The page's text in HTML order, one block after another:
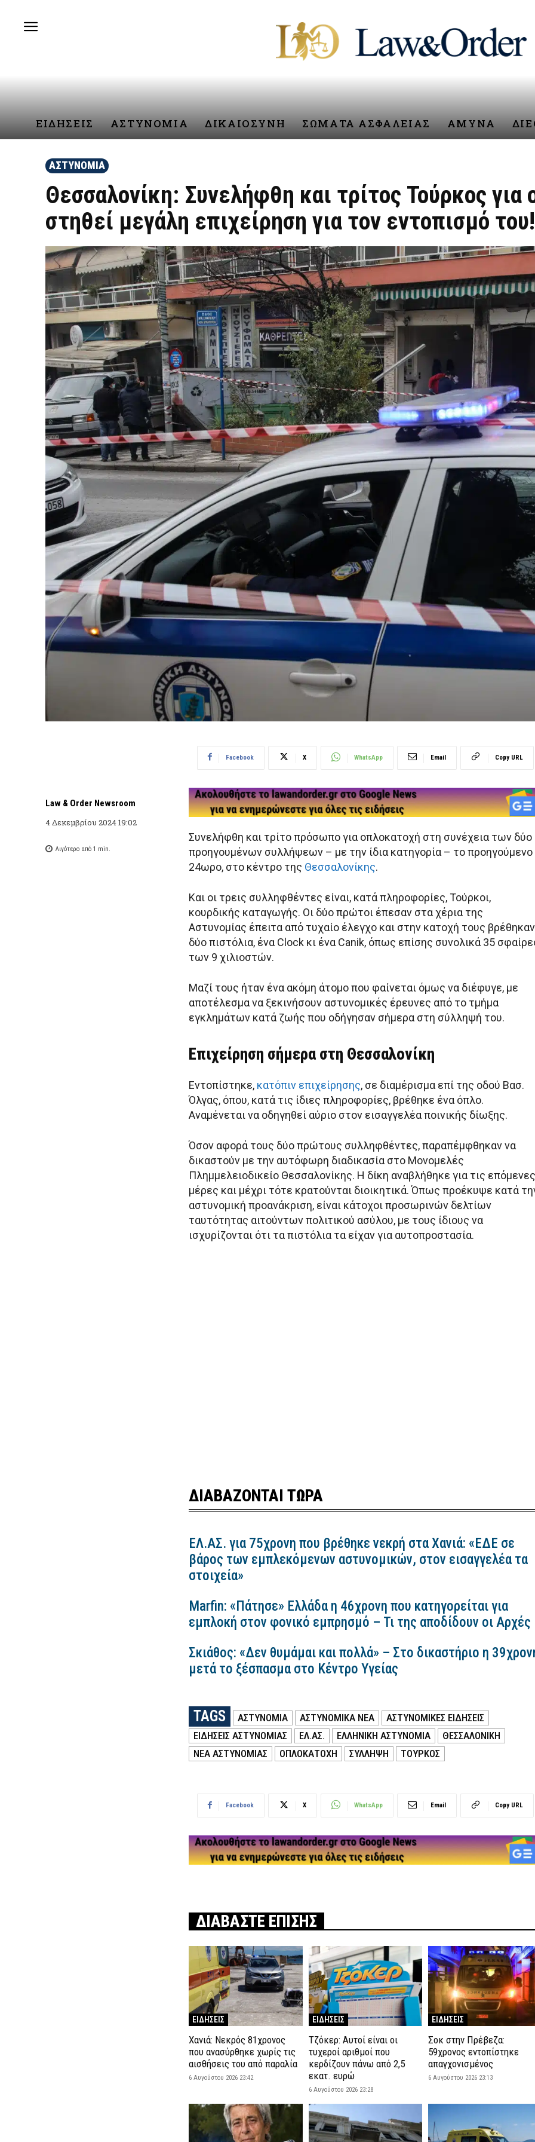
ΕΙΔΗΣΕΙΣ ΑΣΤΥΝΟΜΙΑ ΔΙΚΑΙΟΣΥΝΗ ΣΩΜΑΤΑ ΑΣΦΑΛΕΙΑΣ ΑΜΥΝΑ
ΑΣΤΥΝΟΜΙΑ
Θεσσαλονίκη: Συνελήφθη και τρίτος Τούρκος για
στηθεί μεγάλη επιχείρηση για τον εντοπισμό του!
Law & Order Newsroom
4 Δεκεμβρίου 2024 19:02
Λιγότερο από 1 min.
Facebook X WhatsApp Email Copy URL
Συνελήφθη και τρίτο πρόσωπο για οπλοκατοχή στη συνέχεια των δύο
προηγουμένων συλλήψεων – με την ίδια κατηγορία – το προηγούμενο
24ωρο, στο κέντρο της Θεσσαλονίκης.
Και οι τρεις συλληφθέντες είναι, κατά πληροφορίες, Τούρκοι,
κουρδικής καταγωγής. Οι δύο πρώτοι έπεσαν στα χέρια της
Αστυνομίας έπειτα από τυχαίο έλεγχο και στην κατοχή τους βρέθηκαν
δύο πιστόλια, ένα Clock κι ένα Canik, όπως επίσης συνολικά 35
των 9 χιλιοστών.
Μαζί τους ήταν ένα ακόμη άτομο που φαίνεται όμως να διέφυγε, με
αποτέλεσμα να ξεκινήσουν αστυνομικές έρευνες από το τμήμα
εγκλημάτων κατά ζωής που οδήγησαν σήμερα στη σύλληψή του.
Επιχείρηση σήμερα στη Θεσσαλονίκη
Εντοπίστηκε, κατόπιν επιχείρησης, σε διαμέρισμα επί της οδού Βασ.
Όλγας, όπου, κατά τις ίδιες πληροφορίες, βρέθηκε ένα όπλο.
Αναμένεται να οδηγηθεί αύριο στoν εισαγγελέα ποινικής δίωξης.
Όσον αφορά τους δύο πρώτους συλληφθέντες, παραπέμφθηκαν να
δικαστούν με την αυτόφωρη διαδικασία στο Μονομελές
Πλημμελειοδικείο Θεσσαλονίκης. Η δίκη αναβλήθηκε για τις επόμενες
μέρες και μέχρι τότε κρατούνται διοικητικά. Όπως προέκυψε κατά
αστυνομική προανάκριση, είναι κάτοχοι προσωρινών δελτίων
ταυτότητας αιτούντων πολιτικού ασύλου, με τους ίδιους να
ισχυρίζονται ότι τα πιστόλια τα είχαν για αυτοπροστασία.
ΔΙΑΒΑΖΟΝΤΑΙ ΤΩΡΑ
ΕΛ.ΑΣ. για 75χρονη που βρέθηκε νεκρή στα Χανιά: «ΕΔΕ σε
βάρος των εμπλεκόμενων αστυνομικών, στον εισαγγελέα τα
στοιχεία»
Marfin: «Πάτησε» Ελλάδα η 46χρονη που κατηγορείται για
εμπλοκή στον φονικό εμπρησμό – Τι της αποδίδουν οι Αρχές
Σκιάθος: «Δεν θυμάμαι και πολλά» – Στο δικαστήριο η
μετά το ξέσπασμα στο Κέντρο Υγείας
TAGS ΑΣΤΥΝΟΜΙΑ ΑΣΤΥΝΟΜΙΚΑ ΝΕΑ
ΑΣΤΥΝΟΜΙΚΕΣ ΕΙΔΗΣΕΙΣ
ΕΙΔΗΣΕΙΣ ΑΣΤΥΝΟΜΙΑΣ
ΕΛ.ΑΣ. ΕΛΛΗΝΙΚΗ ΑΣΤΥΝΟΜΙΑ
ΘΕΣΣΑΛΟΝΙΚΗ
ΝΕΑ ΑΣΤΥΝΟΜΙΑΣ
ΟΠΛΟΚΑΤΟΧΗ ΣΥΛΛΗΨΗ ΤΟΥΡΚΟΣ
Facebook X WhatsApp Email Copy URL
ΔΙΑΒΑΣΤΕ ΕΠΙΣΗΣ
ΕΙΔΗΣΕΙΣ
Χανιά: Νεκρός 81χρονος
που ανασύρθηκε χωρίς τις
αισθήσεις του από παραλία
6 Αυγούστου 2026 23:42
ΕΙΔΗΣΕΙΣ
Τζόκερ: Αυτοί είναι οι
τυχεροί αριθμοί που
κερδίζουν πάνω από 2,5
εκατ. ευρώ
6 Αυγούστου 2026 23:28
ΕΙΔΗΣΕΙΣ
Σοκ στην Πρέβεζα:
59χρονος εντοπίστηκε
απαγχονισμένος
6 Αυγούστου 2026 23:13